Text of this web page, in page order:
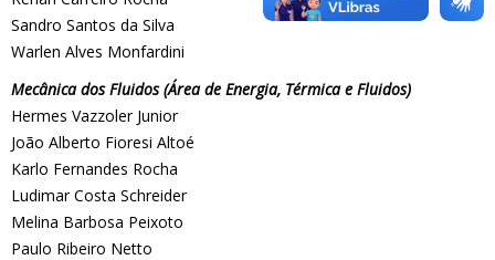
Sandro Santos da Silva
Warlen Alves Monfardini
Mecânica dos Fluidos (Área de Energia, Térmica e Fluidos)
Hermes Vazzoler Junior
João Alberto Fioresi Altoé
Karlo Fernandes Rocha
Ludimar Costa Schreider
Melina Barbosa Peixoto
Paulo Ribeiro Netto